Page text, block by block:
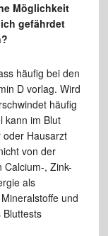
Möglichkeit
gefährdet
häufig bei den
D vorlag. Wird
häufig
kann im Blut
Hausarzt
von der
Calcium-, Zink-
als
und
Bluttests